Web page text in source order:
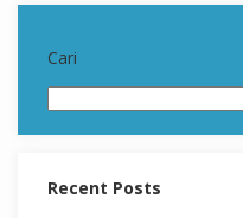
Cari
Recent Posts